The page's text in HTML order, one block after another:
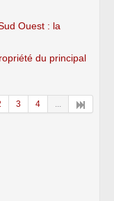
Ouest : la
du principal
3 4